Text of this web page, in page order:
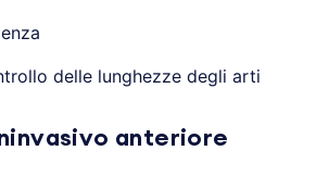
delle lunghezze degli arti
anteriore